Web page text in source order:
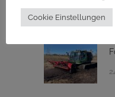
Cookie Einstellungen